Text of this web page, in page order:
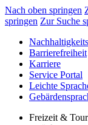
Nach oben springen
springen Zur Suche
Barrierefreiheit
Karriere
Service Portal
Leichte
Freizeit &